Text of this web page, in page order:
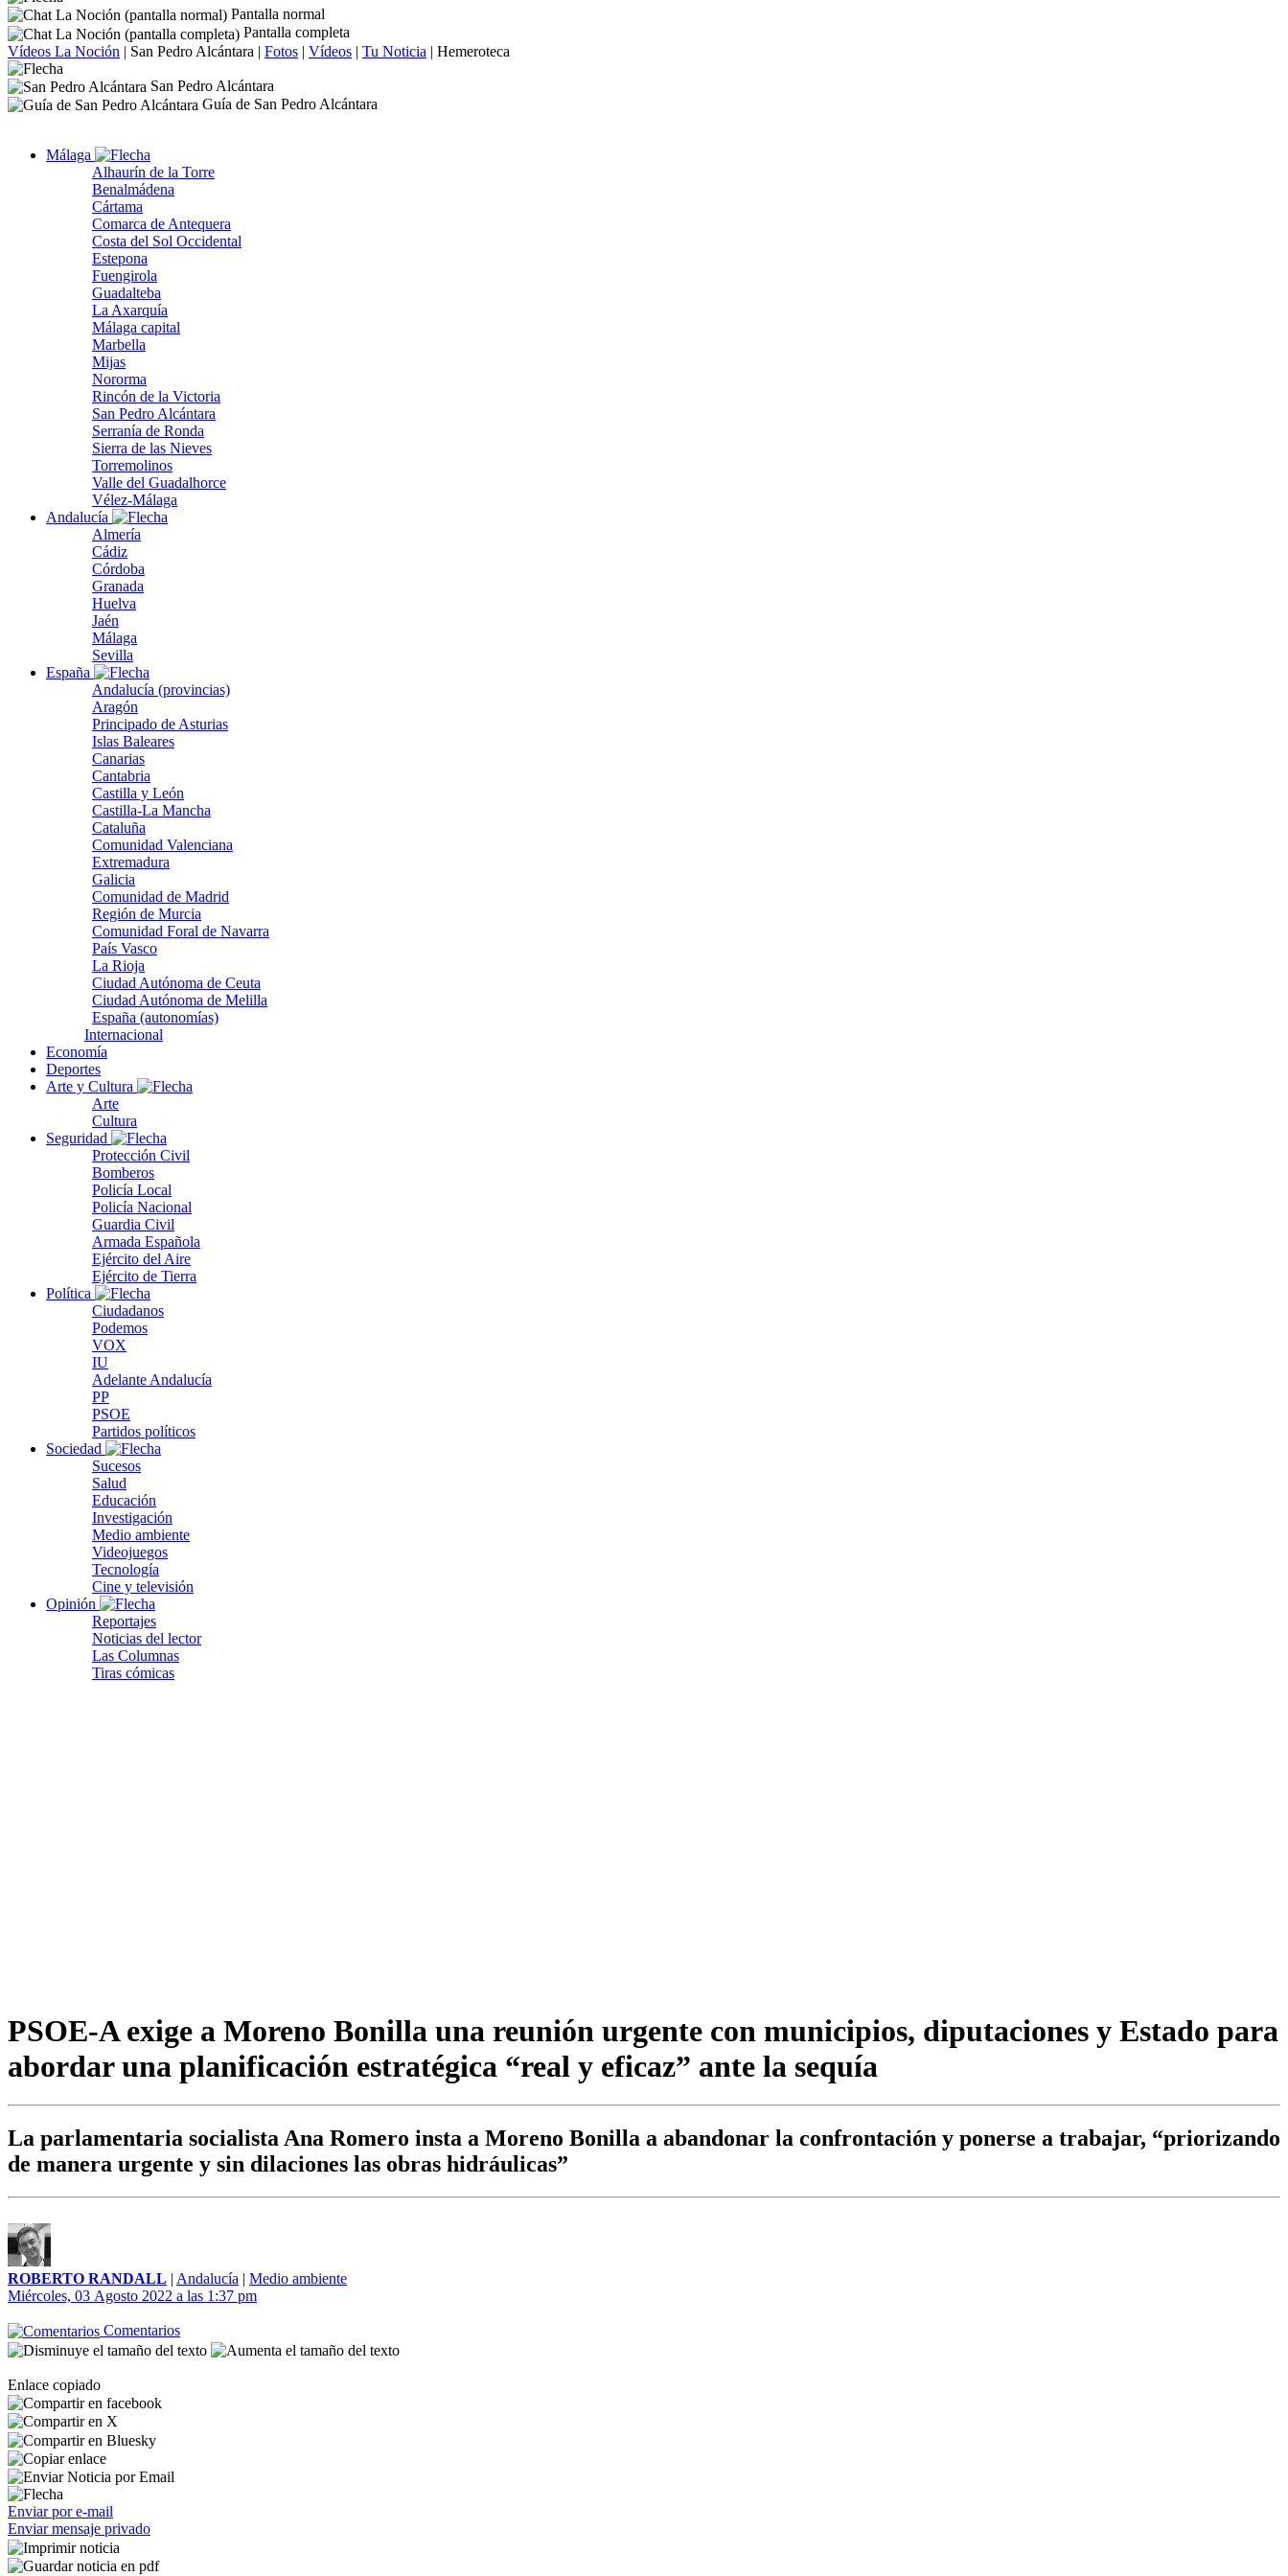
Pantalla normal
Pantalla completa
Vídeos La Noción | San Pedro Alcántara | Fotos | Vídeos | Tu Noticia | Hemeroteca
San Pedro Alcántara
Guía de San Pedro Alcántara
Málaga
Alhaurín de la Torre
Benalmádena
Cártama
Comarca de Antequera
Costa del Sol Occidental
Estepona
Fuengirola
Guadalteba
La Axarquía
Málaga capital
Marbella
Mijas
Nororma
Rincón de la Victoria
San Pedro Alcántara
Serranía de Ronda
Sierra de las Nieves
Torremolinos
Valle del Guadalhorce
Vélez-Málaga
Andalucía
Almería
Cádiz
Córdoba
Granada
Huelva
Jaén
Málaga
Sevilla
España
Andalucía (provincias)
Aragón
Principado de Asturias
Islas Baleares
Canarias
Cantabria
Castilla y León
Castilla-La Mancha
Cataluña
Comunidad Valenciana
Extremadura
Galicia
Comunidad de Madrid
Región de Murcia
Comunidad Foral de Navarra
País Vasco
La Rioja
Ciudad Autónoma de Ceuta
Ciudad Autónoma de Melilla
España (autonomías)
Internacional
Economía
Deportes
Arte y Cultura
Arte
Cultura
Seguridad
Protección Civil
Bomberos
Policía Local
Policía Nacional
Guardia Civil
Armada Española
Ejército del Aire
Ejército de Tierra
Política
Ciudadanos
Podemos
VOX
IU
Adelante Andalucía
PP
PSOE
Partidos políticos
Sociedad
Sucesos
Salud
Educación
Investigación
Medio ambiente
Videojuegos
Tecnología
Cine y televisión
Opinión
Reportajes
Noticias del lector
Las Columnas
Tiras cómicas
PSOE-A exige a Moreno Bonilla una reunión urgente con municipios, diputaciones y Estado para
abordar una planificación estratégica “real y eficaz” ante la sequía
La parlamentaria socialista Ana Romero insta a Moreno Bonilla a abandonar la confrontación y ponerse a trabajar, “priorizando
de manera urgente y sin dilaciones las obras hidráulicas”
ROBERTO RANDALL | Andalucía | Medio ambiente
Miércoles, 03 Agosto 2022 a las 1:37 pm
Comentarios
Enlace copiado
Enviar por e-mail
Enviar mensaje privado